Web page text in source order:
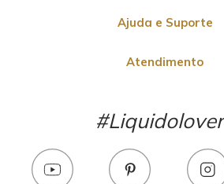
Ajuda e Suporte
Atendimento
#Liquidolover